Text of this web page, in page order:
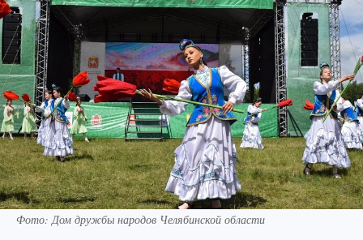
Фото: Дом дружбы народов Челябинской области